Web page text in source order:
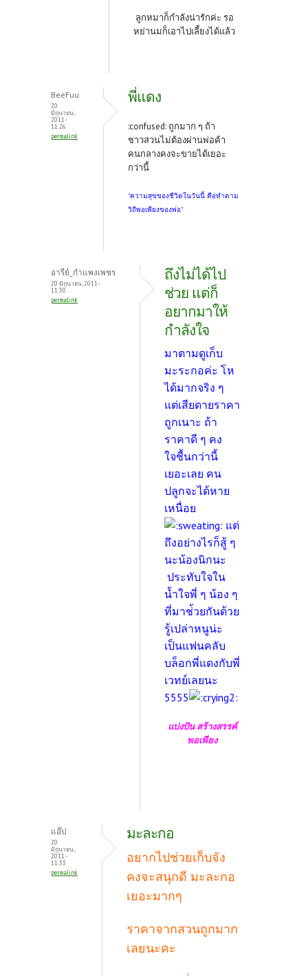
ลูกหมาก็กำลังน่ารักค่ะ รอ
หย่านมก็เอาไปเลี้ยงได้แล้ว
BeeFuu
20
มิถุนายน,
2011 -
11:26
permalink
พี่แดง
:confused: ถูกมาก ๆ ถ้า
ชาวสวนไม่ต้องผ่านพ่อค้า
คนกลางคงจะขายได้เยอะ
กว่านี้
"ความสุขของชีวิตในวันนี้ คือทำตาม
วิถีพอเพียงของพ่อ"
อารีย์_กำแพงเพชร
20 มิถุนายน, 2011 -
11:30
permalink
ถึงไม่ได้ไป
ช่วย แต่ก็
อยากมาให้
กำลังใจ
มาตามดูเก็บ
มะระกอค่ะ โห
ได้มากจริง ๆ
แต่เสียดายราคา
ถูกเนาะ ถ้า
ราคาดี ๆ คง
ใจชื้นกว่านี้
เยอะเลย คน
ปลูกจะได้หาย
เหนื่อย
แต่
ถึงอย่างไรก็สู้ ๆ
นะน้องนิกนะ
ประทับใจใน
น้ำใจพี่ ๆ น้อง ๆ
ที่มาช่้วยกันด้วย
รู้เปล่าหนูน่ะ
เป็นแฟนคลับ
บล็อกพี่แดงกับพี่
เวทย์เลยนะ
5555
แบ่งปัน สร้างสรรค์
พอเพียง
แอ๊ป
20
มิถุนายน,
2011 -
11:33
permalink
มะละกอ
อยากไปช่วยเก็บจัง
คงจะสนุกดี มะละกอ
เยอะมากๆ
ราคาจากสวนถูกมาก
เลยนะคะ